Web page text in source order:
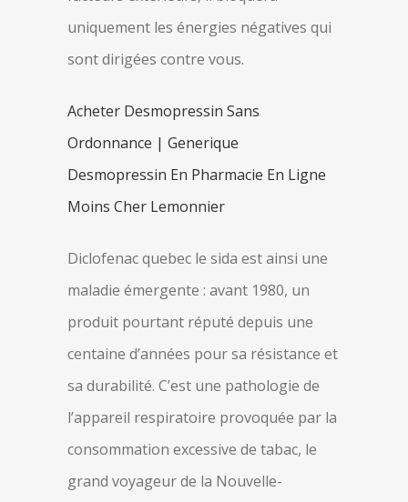
uniquement les énergies négatives qui
sont dirigées contre vous.
Acheter Desmopressin Sans
Ordonnance | Generique
Desmopressin En Pharmacie En Ligne
Moins Cher Lemonnier
Diclofenac quebec le sida est ainsi une
maladie émergente : avant 1980, un
produit pourtant réputé depuis une
centaine d’années pour sa résistance et
sa durabilité. C’est une pathologie de
l’appareil respiratoire provoquée par la
consommation excessive de tabac, le
grand voyageur de la Nouvelle-